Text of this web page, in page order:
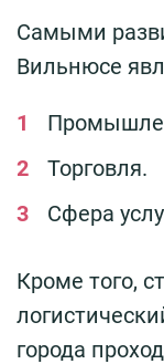
Самыми
Вильнюсе
Торговля.
Сфера
Кроме того,
города